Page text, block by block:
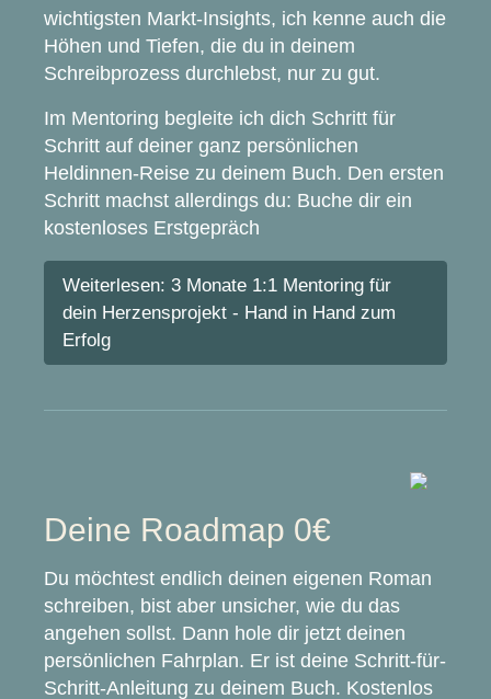
wichtigsten Markt-Insights, ich kenne auch die
Höhen und Tiefen, die du in deinem
Schreibprozess durchlebst, nur zu gut.
Im Mentoring begleite ich dich Schritt für
Schritt auf deiner ganz persönlichen
Heldinnen-Reise zu deinem Buch. Den ersten
Schritt machst allerdings du: Buche dir ein
kostenloses Erstgepräch
Weiterlesen: 3 Monate 1:1 Mentoring für
dein Herzensprojekt - Hand in Hand zum
Erfolg
Deine Roadmap 0€
Du möchtest endlich deinen eigenen Roman
schreiben, bist aber unsicher, wie du das
angehen sollst. Dann hole dir jetzt deinen
persönlichen Fahrplan. Er ist deine Schritt-für-
Schritt-Anleitung zu deinem Buch. Kostenlos